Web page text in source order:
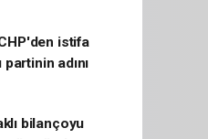
istifa
adını
bilançoyu